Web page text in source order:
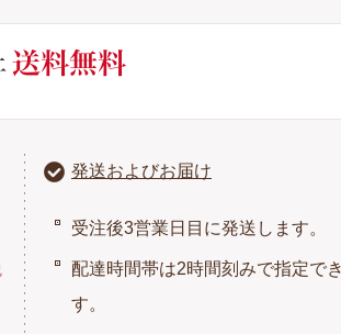
発送およびお届け
受注後3営業日目に発送します。
配達時間帯は2時間刻みで指定で
す。